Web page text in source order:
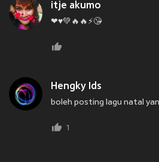
itje akumo
❤♥💚🔥🔥⚡😘
Hengky Ids
boleh posting lagu natal
1